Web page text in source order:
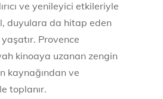
ve yenileyici etkileriyle
duyulara da hitap eden
Provence
kinoaya uzanan zengin
kaynağından ve
toplanır.